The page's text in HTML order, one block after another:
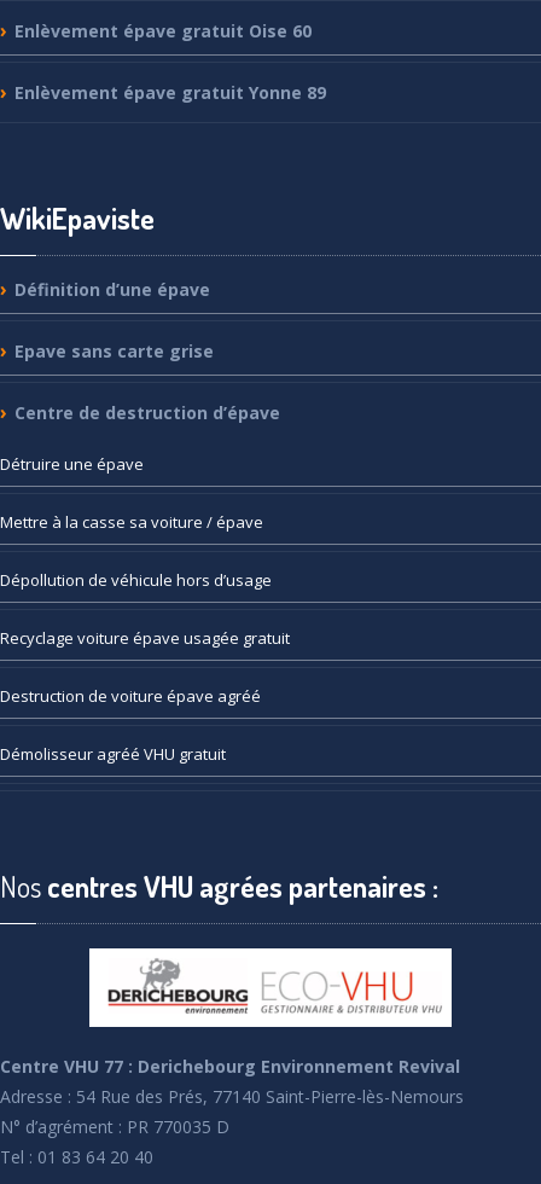
Enlèvement épave gratuit Oise 60
Enlèvement épave gratuit Yonne 89
WikiEpaviste
Définition d’une épave
Epave sans carte grise
Centre de destruction d’épave
Détruire une épave
Mettre à la casse sa voiture / épave
Dépollution de véhicule hors d’usage
Recyclage voiture épave usagée gratuit
Destruction de voiture épave agréé
Démolisseur agréé VHU gratuit
Noscentres VHU agrées partenaires :
Centre VHU 77 : Derichebourg Environnement Revival
Adresse : 54 Rue des Prés, 77140 Saint-Pierre-lès-Nemours
N° d’agrément : PR 770035 D
Tel : 01 83 64 20 40